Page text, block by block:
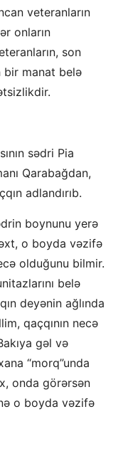
veteranların
onların
son
manat belə
sədri Pia
Qarabağdan,
adlandırıb.
boynunu yerə
o boyda vəzifə
olduğunu bilmir.
belə
deyənin ağlında
qaçqının necə
gəl və
“morq”unda
onda görərsən
o boyda vəzifə